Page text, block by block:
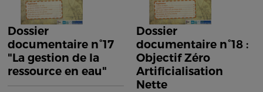
Dossier
documentaire n°17
"La gestion de la
ressource en eau"
Dossier
documentaire n°18 :
Objectif Zéro
Artificialisation
Nette